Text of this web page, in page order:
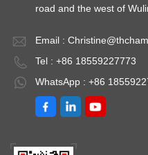
road and the west of
Email :
Tel : +86 18559227773
WhatsApp : +86